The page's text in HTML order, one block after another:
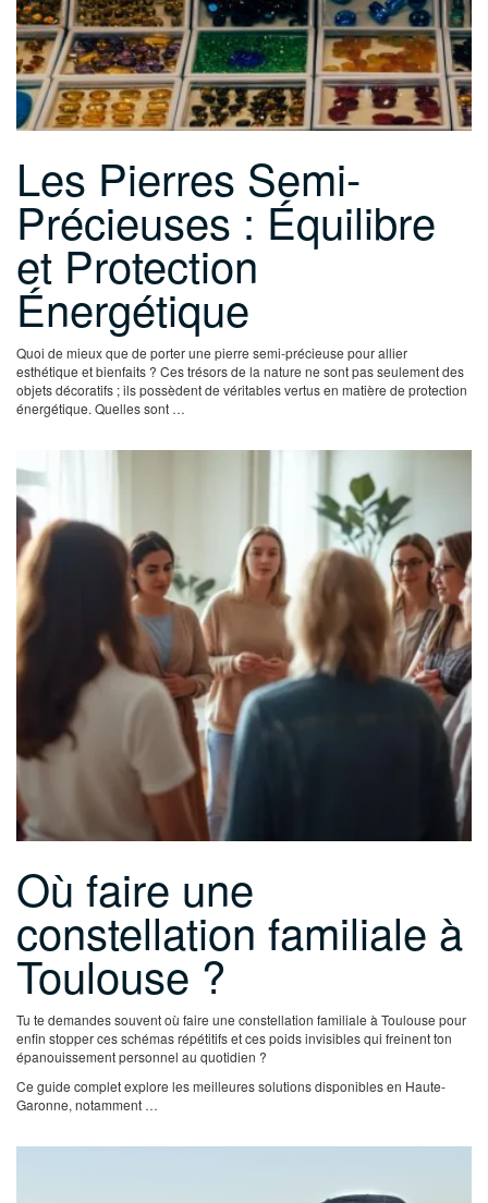
Les Pierres Semi-
Précieuses : Équilibre
et Protection
Énergétique
Quoi de mieux que de porter une pierre semi-précieuse pour allier
esthétique et bienfaits ? Ces trésors de la nature ne sont pas seulement des
objets décoratifs ; ils possèdent de véritables vertus en matière de protection
énergétique. Quelles sont …
Où faire une
constellation familiale à
Toulouse ?
Tu te demandes souvent où faire une constellation familiale à Toulouse pour
enfin stopper ces schémas répétitifs et ces poids invisibles qui freinent ton
épanouissement personnel au quotidien ?
Ce guide complet explore les meilleures solutions disponibles en Haute-
Garonne, notamment …